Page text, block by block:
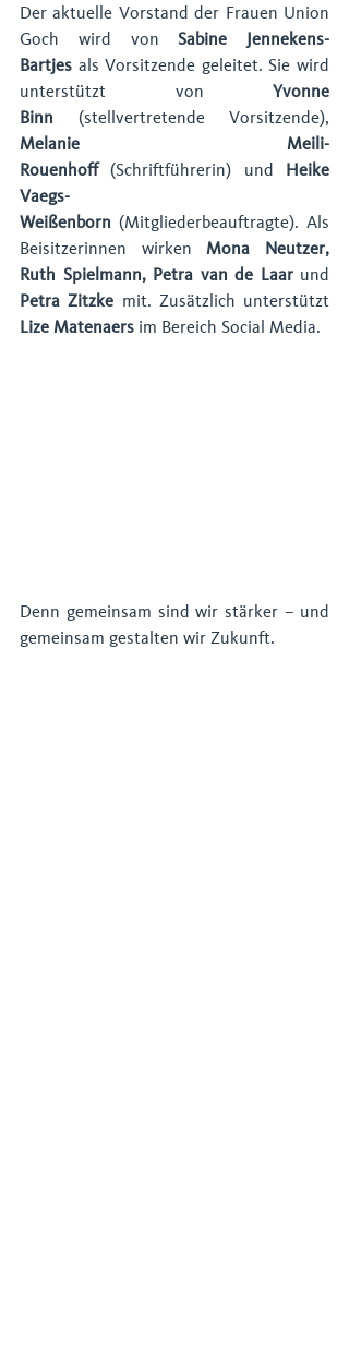
Der aktuelle Vorstand der Frauen Union
Goch wird von Sabine Jennekens-
Bartjes als Vorsitzende geleitet. Sie wird
unterstützt von Yvonne
Binn
Melanie Meili-
Rouenhoff (Schriftführerin) und Heike
Vaegs-
Weißenborn (Mitgliederbeauftragte). Als
Beisitzerinnen wirken Mona Neutzer,
Ruth Spielmann, Petra van de Laar
Petra Zitzke
Lize Matenaers im Bereich Social Media.
Denn gemeinsam sind wir stärker – und
gemeinsam gestalten wir Zukunft.